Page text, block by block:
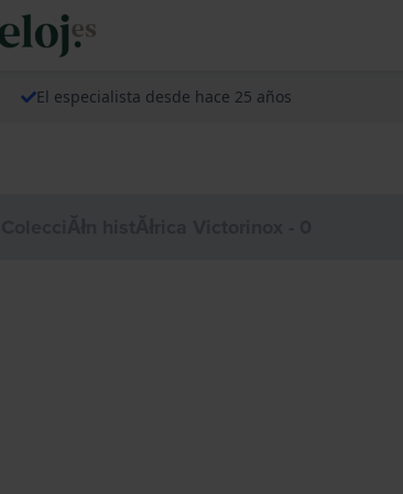
El especialista desde hace 25 años